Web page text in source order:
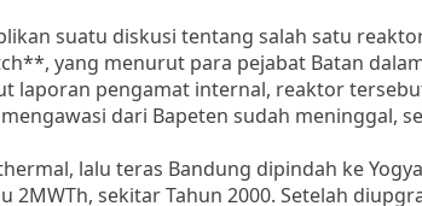
suatu diskusi tentang salah satu
yang menurut para pejabat Batan
laporan pengamat internal, reaktor
dari Bapeten sudah meninggal,
lalu teras Bandung dipindah ke
2MWTh, sekitar Tahun 2000. Setelah